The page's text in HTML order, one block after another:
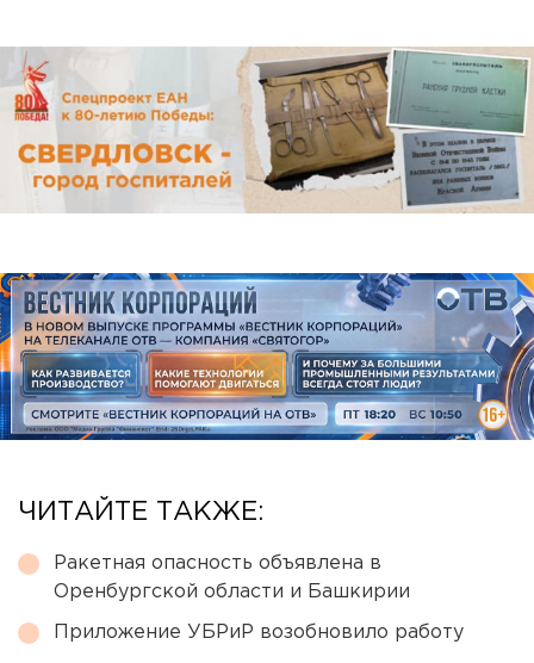
ЧИТАЙТЕ ТАКЖЕ:
Ракетная опасность объявлена в
Оренбургской области и Башкирии
Приложение УБРиР возобновило работу